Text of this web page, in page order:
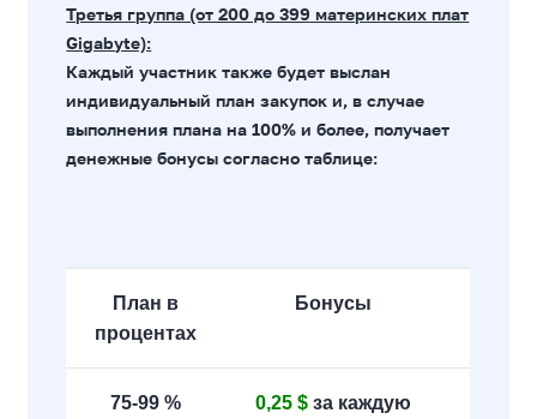
Третья группа (от 200 до 399 материнских плат
Gigabyte):
Каждый участник также будет выслан
индивидуальный план закупок и, в случае
выполнения плана на 100% и более, получает
денежные бонусы согласно таблице:
План в
процентах
Бонусы
75-99 % 0,25 $ за каждую